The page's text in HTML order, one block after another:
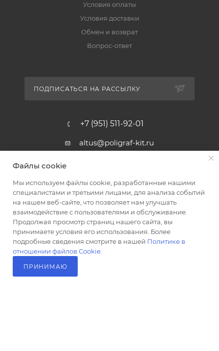
Условия оплаты
Условия доставки
Обмен и возврат
Вопрос-ответ
ПОДПИСАТЬСЯ НА РАССЫЛКУ
+7 (951) 511-92-01
altus@poligraf-kit.ru
Магазин-склад ТЦ "Альтус"
пос. Янтарный, Малое Зеленое
Кольцо, 3, ТЦ "Альтус" 1 этаж
Показать на карте
2026 © Полиграф кит - интернет-магазин
Файлы cookie
Мы используем файлы cookie, разработанные нашими
специалистами и третьими лицами, для анализа событий
на нашем веб-сайте, что позволяет нам улучшать
взаимодействие с пользователями и обслуживание.
Продолжая просмотр страниц нашего сайта, вы
принимаете условия его использования. Более
подробные сведения смотрите в нашей Политике в
отношении файлов Cookie
ПРИНИМАЮ